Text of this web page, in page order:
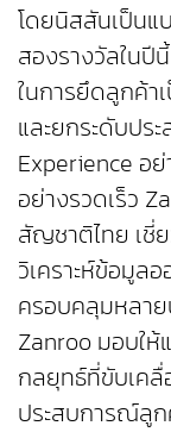
โดยนิสสันเป็น
สองรางวัลในปี
ในการยึดลูกค้า
และยกระดับปร
Experience อ
อย่างรวดเร็ว
สัญชาติไทย เชี่
วิเคราะห์ข้อมูล
ครอบคลุมหลาย
Zanroo มอบใ
กลยุทธ์ที่ขับเคลื่
ประสบการณ์ลู